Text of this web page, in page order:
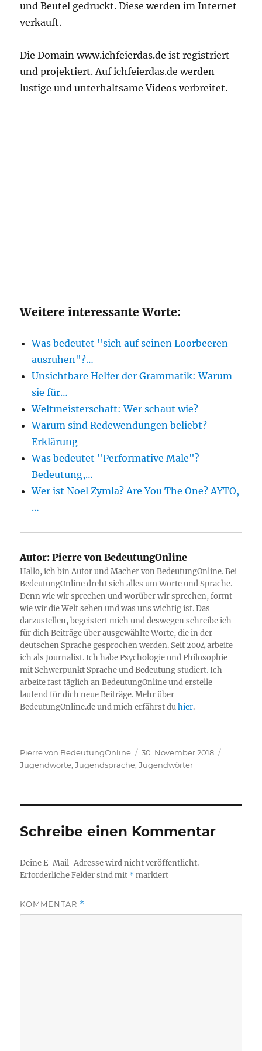
und Beutel gedruckt. Diese werden im Internet
verkauft.
Die Domain www.ichfeierdas.de ist registriert
und projektiert. Auf ichfeierdas.de werden
lustige und unterhaltsame Videos verbreitet.
Weitere interessante Worte:
Was bedeutet "sich auf seinen Loorbeeren
ausruhen"?…
Unsichtbare Helfer der Grammatik: Warum
sie für…
Weltmeisterschaft: Wer schaut wie?
Warum sind Redewendungen beliebt?
Erklärung
Was bedeutet "Performative Male"?
Bedeutung,…
Wer ist Noel Zymla? Are You The One? AYTO,
…
Autor: Pierre von BedeutungOnline
Hallo, ich bin Autor und Macher von BedeutungOnline. Bei
BedeutungOnline dreht sich alles um Worte und Sprache.
Denn wie wir sprechen und worüber wir sprechen, formt
wie wir die Welt sehen und was uns wichtig ist. Das
darzustellen, begeistert mich und deswegen schreibe ich
für dich Beiträge über ausgewählte Worte, die in der
deutschen Sprache gesprochen werden. Seit 2004 arbeite
ich als Journalist. Ich habe Psychologie und Philosophie
mit Schwerpunkt Sprache und Bedeutung studiert. Ich
arbeite fast täglich an BedeutungOnline und erstelle
laufend für dich neue Beiträge. Mehr über
BedeutungOnline.de und mich erfährst duhier.
Autor
Pierre von BedeutungOnline
Veröffentlicht
am
30. November 2018
Jugendworte, Jugendsprache, Jugendwörter
Schreibe einen Kommentar
Deine E-Mail-Adresse wird nicht veröffentlicht.
Erforderliche Felder sind mit *markiert
KOMMENTAR *